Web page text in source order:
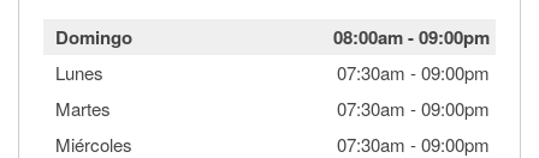
Domingo 08:00am-09:00pm
Lunes 07:30am -09:00pm
Martes
07:30am -09:00pm
Miércoles
07:30am -09:00pm